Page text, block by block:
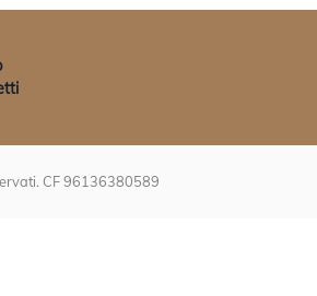
CF 96136380589